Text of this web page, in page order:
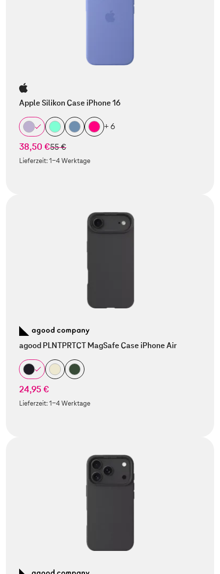
Apple Silikon Case iPhone 16
+ 6
38,50 €statt
55 €
Lieferzeit:1-4 Werktage
agood PLNTPRTCT MagSafe Case iPhone Air
24,95 €
Lieferzeit:1-4 Werktage